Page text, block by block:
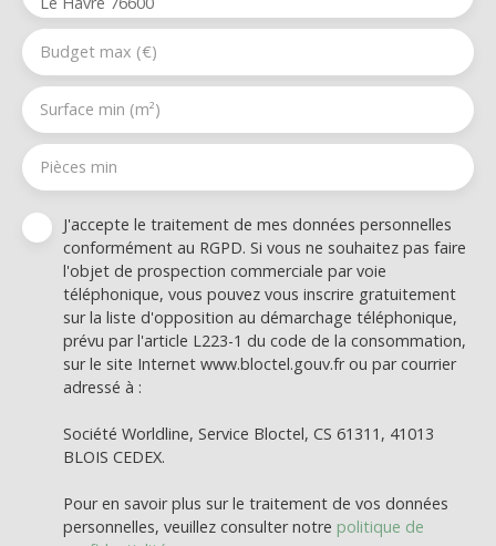
Budget max (€)
Surface min (m²)
Pièces min
J'accepte le traitement de mes données personnelles
conformément au RGPD. Si vous ne souhaitez pas faire
l'objet de prospection commerciale par voie
téléphonique, vous pouvez vous inscrire gratuitement
sur la liste d'opposition au démarchage téléphonique,
prévu par l'article L223-1 du code de la consommation,
sur le site Internet www.bloctel.gouv.fr ou par courrier
adressé à :
Société Worldline, Service Bloctel, CS 61311, 41013
BLOIS CEDEX.
Pour en savoir plus sur le traitement de vos données
personnelles, veuillez consulter notre politique de